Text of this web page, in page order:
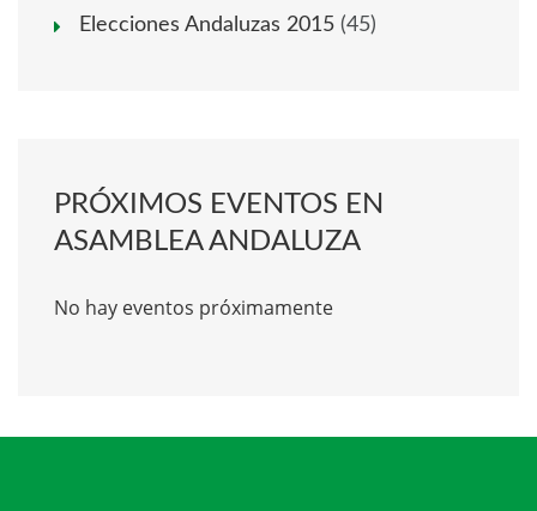
Elecciones Andaluzas 2015 (45)
PRÓXIMOS EVENTOS EN
ASAMBLEA ANDALUZA
No hay eventos próximamente